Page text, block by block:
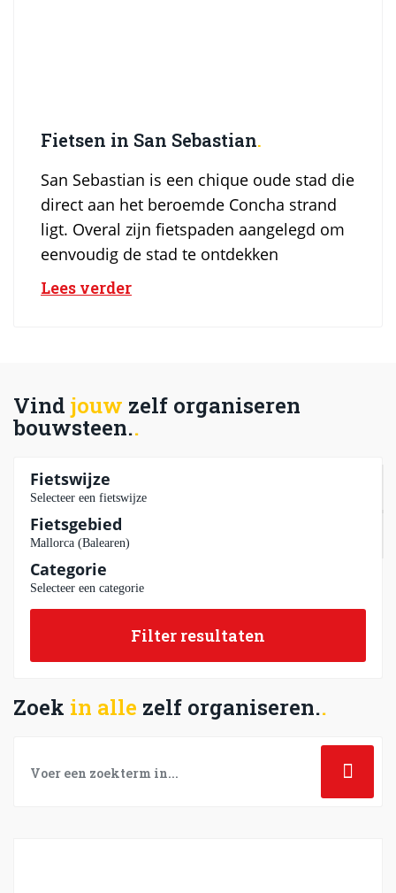
Fietsen in San Sebastian
San Sebastian is een chique oude stad die
direct aan het beroemde Concha strand
ligt. Overal zijn fietspaden aangelegd om
eenvoudig de stad te ontdekken
Lees verder
Vind jouw zelf organiseren
bouwsteen.
Fietswijze
Fietsgebied
Categorie
Filter resultaten
Zoek in alle zelf organiseren.